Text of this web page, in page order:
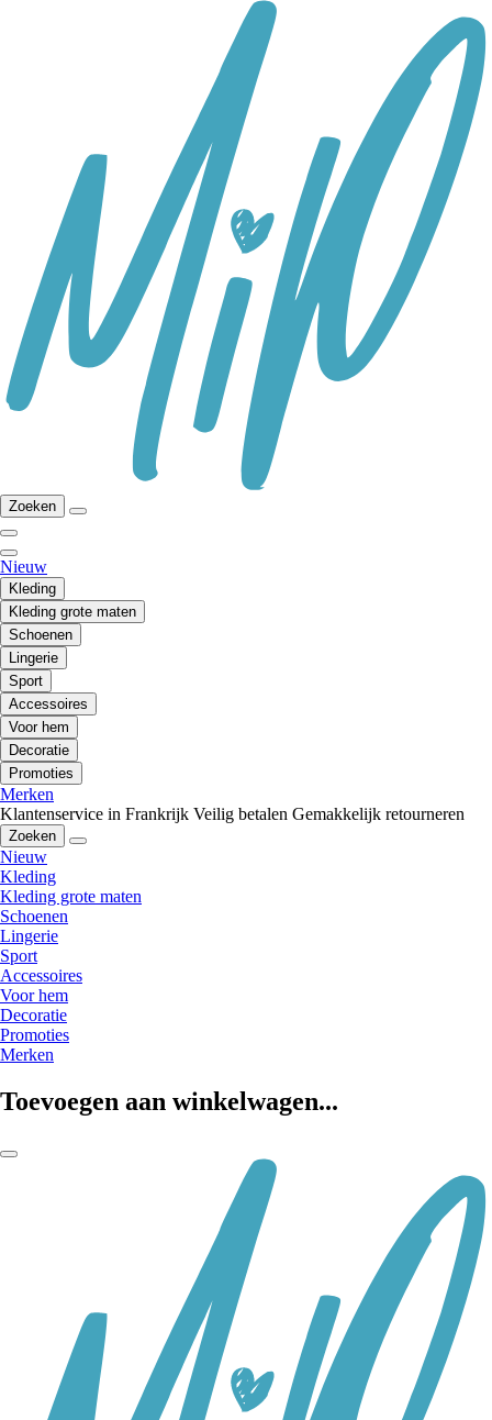
Zoeken
Nieuw
Kleding
Kleding grote maten
Schoenen
Lingerie
Sport
Accessoires
Voor hem
Decoratie
Promoties
Merken
Klantenservice in Frankrijk Veilig betalen Gemakkelijk retourneren
Zoeken
Nieuw
Kleding
Kleding grote maten
Schoenen
Lingerie
Sport
Accessoires
Voor hem
Decoratie
Promoties
Merken
Toevoegen aan winkelwagen...